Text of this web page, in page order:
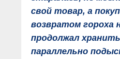
свой товар, а
возвратом гороха
продолжал хранить
параллельно